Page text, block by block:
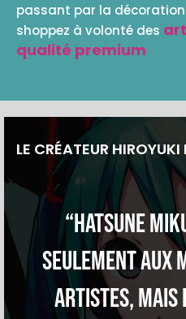
passant par la
shoppez à volonté des
qualité premium
LE CRÉATEUR
“Hatsune
seulement aux
artistes, mais